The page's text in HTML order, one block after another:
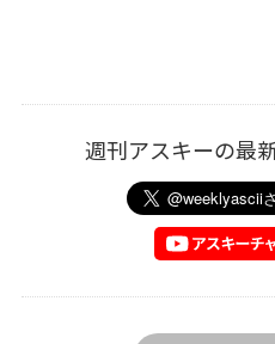
週刊アスキーの最